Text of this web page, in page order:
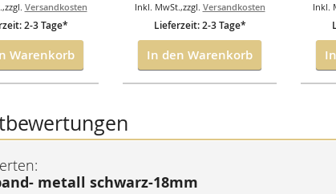
,zzgl. Versandkosten
2-3 Tage*
Warenkorb
Inkl. MwSt.,zzgl. Versandkosten
Lieferzeit: 2-3 Tage*
In den Warenkorb
Inkl.
metall schwarz-18mm